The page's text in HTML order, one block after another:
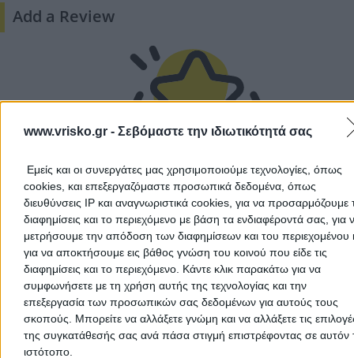
www.vrisko.gr - Σεβόμαστε την ιδιωτικότητά σας
Εμείς και οι συνεργάτες μας χρησιμοποιούμε τεχνολογίες, όπως
cookies, και επεξεργαζόμαστε προσωπικά δεδομένα, όπως
διευθύνσεις IP και αναγνωριστικά cookies, για να προσαρμόζουμε
διαφημίσεις και το περιεχόμενο με βάση τα ενδιαφέροντά σας, για
μετρήσουμε την απόδοση των διαφημίσεων και του περιεχομένου
για να αποκτήσουμε εις βάθος γνώση του κοινού που είδε τις
διαφημίσεις και το περιεχόμενο. Κάντε κλικ παρακάτω για να
συμφωνήσετε με τη χρήση αυτής της τεχνολογίας και την
επεξεργασία των προσωπικών σας δεδομένων για αυτούς τους
σκοπούς. Μπορείτε να αλλάξετε γνώμη και να αλλάξετε τις
της συγκατάθεσής σας ανά πάσα στιγμή επιστρέφοντας σε αυτόν
ιστότοπο.
Add a Review
There aren't any reviews yet
This professional has not received any reviews yet. Be the
first to share your experience and help other users
right choice!